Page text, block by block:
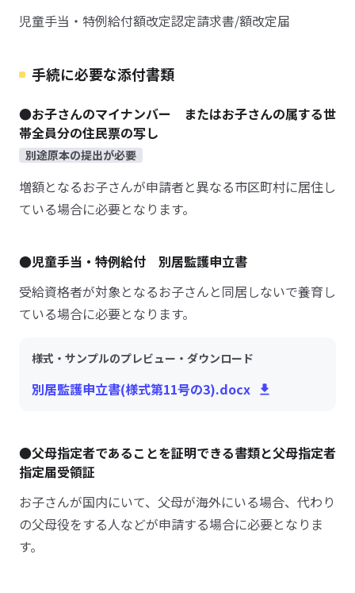
児童手当・特例給付額改定認定請求書/額改定届
手続に必要な添付書類
●お子さんのマイナンバー またはお子さんの属する世
帯全員分の住民票の写し
別途原本の提出が必要
増額となるお子さんが申請者と異なる市区町村に居住し
ている場合に必要となります。
●児童手当・特例給付 別居監護申立書
受給資格者が対象となるお子さんと同居しないで養育し
ている場合に必要となります。
様式・サンプルのプレビュー・ダウンロード
別居監護申立書(様式第11号の3).docx
●父母指定者であることを証明できる書類と父母指定者
指定届受領証
お子さんが国内にいて、父母が海外にいる場合、代わり
の父母役をする人などが申請する場合に必要となりま
す。